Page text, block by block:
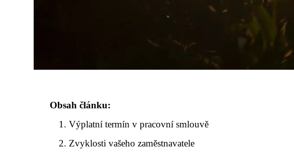
Obsah článku:
Výplatní termín v pracovní smlouvě
Zvyklosti vašeho zaměstnavatele